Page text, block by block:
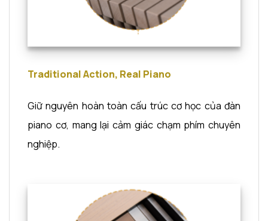
Traditional Action, Real Piano
Giữ nguyên hoàn toàn cấu trúc cơ học của đàn
piano cơ, mang lại cảm giác chạm phím chuyên
nghiệp.